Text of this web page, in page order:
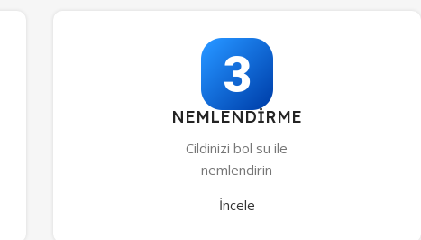
NEMLENDİRME
Cildinizi bol su ile
nemlendirin
İncele